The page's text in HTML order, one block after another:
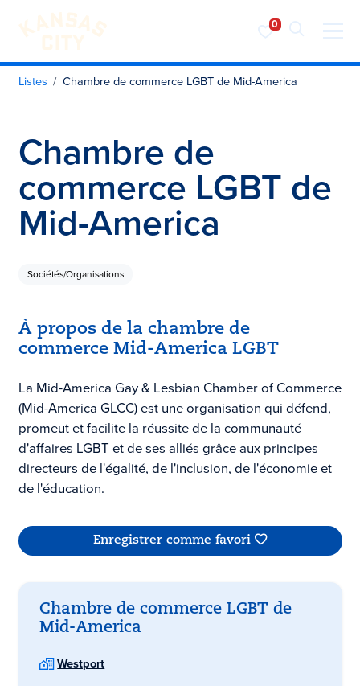
Visiter KC
Skip to content
Listes Chambre de commerce LGBT de Mid-America
Chambre de
commerce LGBT de
Mid-America
Sociétés/Organisations
À propos de la chambre de
commerce Mid-America LGBT
La Mid-America Gay & Lesbian Chamber of Commerce
(Mid-America GLCC) est une organisation qui défend,
promeut et facilite la réussite de la communauté
d'affaires LGBT et de ses alliés grâce aux principes
directeurs de l'égalité, de l'inclusion, de l'économie et
de l'éducation.
Enregistrer comme favori
Chambre de commerce LGBT de
Mid-America
Westport